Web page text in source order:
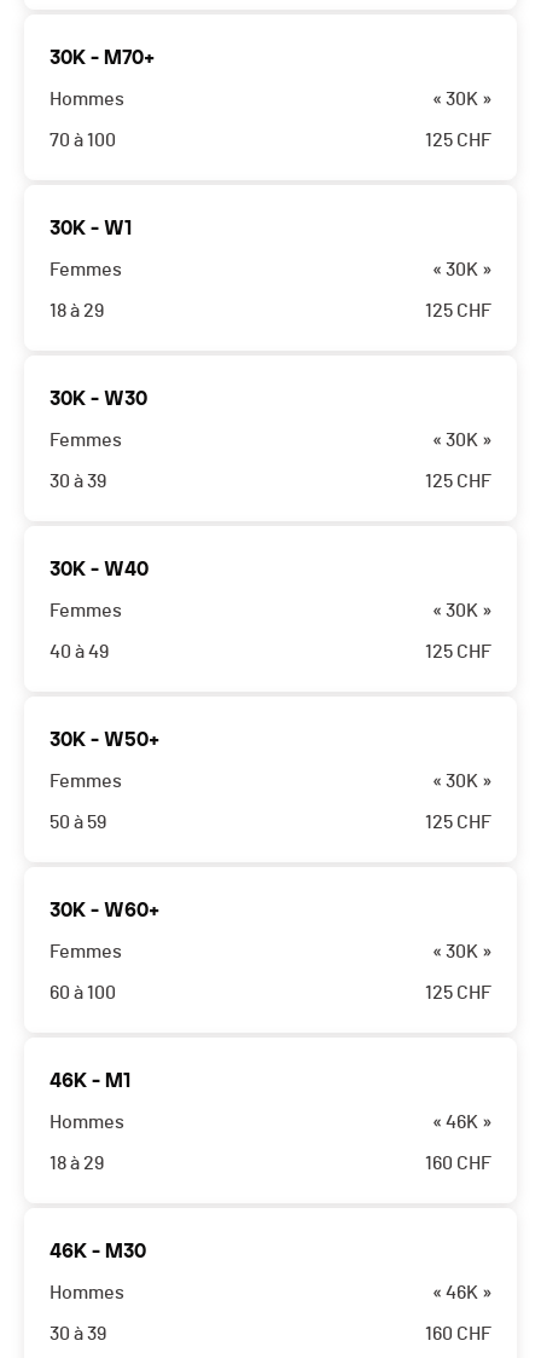
30K - M70+
Hommes
70 à 100
« 30K »
125 CHF
30K - W1
Femmes
18 à 29
« 30K »
125 CHF
30K - W30
Femmes
30 à 39
« 30K »
125 CHF
30K - W40
Femmes
40 à 49
« 30K »
125 CHF
30K - W50+
Femmes
50 à 59
« 30K »
125 CHF
30K - W60+
Femmes
60 à 100
« 30K »
125 CHF
46K - M1
Hommes
18 à 29
« 46K »
160 CHF
46K - M30
Hommes
30 à 39
« 46K »
160 CHF